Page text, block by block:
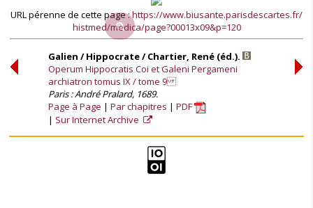
URL pérenne de cette page :https://www.biusante.parisdescartes.fr/
histmed/medica/page?00013x09&p=120
Galien / Hippocrate / Chartier, René (éd.).
Operum Hippocratis Coi et Galeni Pergameni
archiatron tomus IX / tome 9
Paris : André Pralard, 1689.
Page à Page
Par chapitres
PDF
Sur Internet Archive